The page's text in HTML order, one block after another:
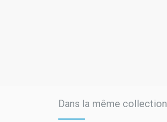
Dans la même collection